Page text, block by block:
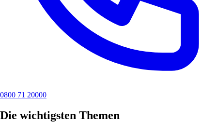
0800 71 20000
Die wichtigsten Themen